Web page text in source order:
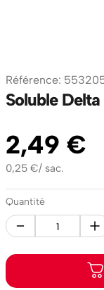
Référence:
Soluble
2,49 €
0,25 €/ sac.
Quantité